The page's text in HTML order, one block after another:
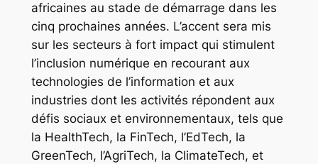
africaines au stade de démarrage dans les
cinq prochaines années. L’accent sera mis
sur les secteurs à fort impact qui stimulent
l’inclusion numérique en recourant aux
technologies de l’information et aux
industries dont les activités répondent aux
défis sociaux et environnementaux, tels que
la HealthTech, la FinTech, l’EdTech, la
GreenTech, l’AgriTech, la ClimateTech, et